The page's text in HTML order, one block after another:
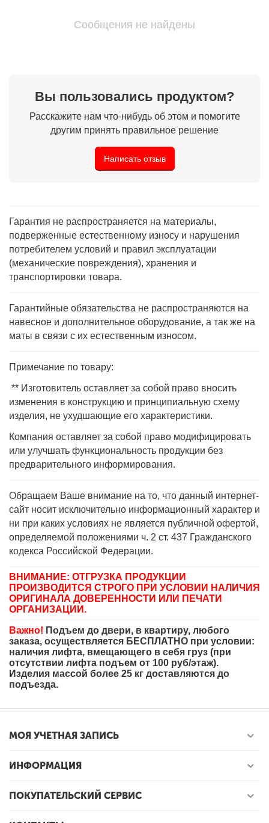
Сообщения не найдены
Вы пользовались продуктом?
Расскажите нам что-нибудь об этом и помогите
другим принять правильное решение
Написать отзыв
Гарантия не распространяется на материалы,
подверженные естественному износу и нарушения
потребителем условий и правил эксплуатации
(механические повреждения), хранения и
транспортировки товара.
Гарантийные обязательства не распространяются на
навесное и дополнительное оборудование, а так же на
маты в связи с их естественным износом.
Примечание по товару:
** Изготовитель оставляет за собой право вносить
изменения в конструкцию и принципиальную схему
изделия, не ухудшающие его характеристики.
Компания оставляет за собой право модифицировать
или улучшать функциональность продукции без
предварительного информирования.
Обращаем Ваше внимание на то, что данный интернет-
сайт носит исключительно информационный характер и
ни при каких условиях не является публичной офертой,
определяемой положениями ч. 2 ст. 437 Гражданского
кодекса Российской Федерации.
ВНИМАНИЕ: ОТГРУЗКА ПРОДУКЦИИ
ПРОИЗВОДИТСЯ СТРОГО ПРИ УСЛОВИИ НАЛИЧИЯ
ОРИГИНАЛА ДОВЕРЕННОСТИ ИЛИ ПЕЧАТИ
ОРГАНИЗАЦИИ.
Важно! Подъем до двери, в квартиру, любого
заказа, осуществляется БЕСПЛАТНО при условии:
наличия лифта, вмещающего в себя груз (при
отсутствии лифта подъем от 100 руб/этаж).
Изделия массой более 25 кг доставляются до
подъезда.
МОЯ УЧЕТНАЯ ЗАПИСЬ
ИНФОРМАЦИЯ
ПОКУПАТЕЛЬСКИЙ СЕРВИС